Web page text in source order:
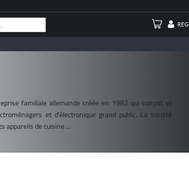
familiale allemande créée en 1982 qui conçoit et
et d’électronique grand public. La société
appareils de cuisine ...